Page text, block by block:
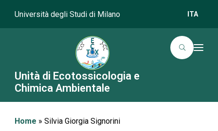
Università degli Studi di Milano ITA
Unità di Ecotossicologia e
Chimica Ambientale
T
a
Home » Silvia Giorgia Signorini